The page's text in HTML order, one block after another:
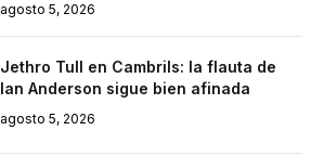
agosto 5, 2026
Jethro Tull en Cambrils: la flauta de
Ian Anderson sigue bien afinada
agosto 5, 2026